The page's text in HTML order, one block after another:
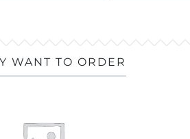
WANT TO ORDER